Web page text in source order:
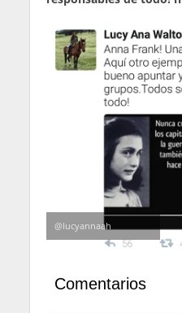
@lucyannaah
Comentarios